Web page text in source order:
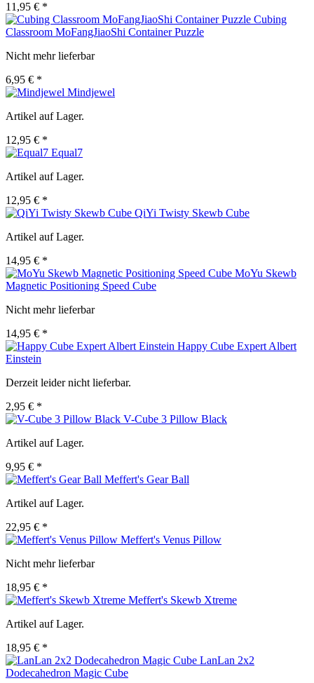
11,95 € *
Cubing
Classroom MoFangJiaoShi Container Puzzle
Nicht mehr lieferbar
6,95 € *
Mindjewel
Artikel auf Lager.
12,95 € *
Equal7
Artikel auf Lager.
12,95 € *
QiYi Twisty Skewb Cube
Artikel auf Lager.
14,95 € *
MoYu Skewb
Magnetic Positioning Speed Cube
Nicht mehr lieferbar
14,95 € *
Happy Cube Expert Albert
Einstein
Derzeit leider nicht lieferbar.
2,95 € *
V-Cube 3 Pillow Black
Artikel auf Lager.
9,95 € *
Meffert's Gear Ball
Artikel auf Lager.
22,95 € *
Meffert's Venus Pillow
Nicht mehr lieferbar
18,95 € *
Meffert's Skewb Xtreme
Artikel auf Lager.
18,95 € *
LanLan 2x2
Dodecahedron Magic Cube